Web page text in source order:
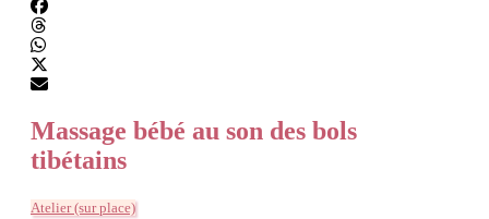
Massage bébé au son des bols
tibétains
Atelier (sur place)